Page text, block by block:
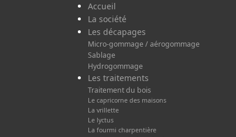
Accueil
La société
Les décapages
Micro-gommage / aérogommage
Sablage
Hydrogommage
Les traitements
Traitement du bois
Le capricorne des maisons
La vrillette
Le lyctus
La fourmi charpentière